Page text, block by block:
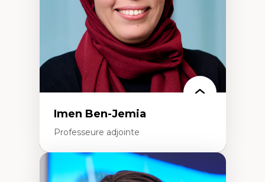
Imen Ben-Jemia
Professeure adjointe
Expertises